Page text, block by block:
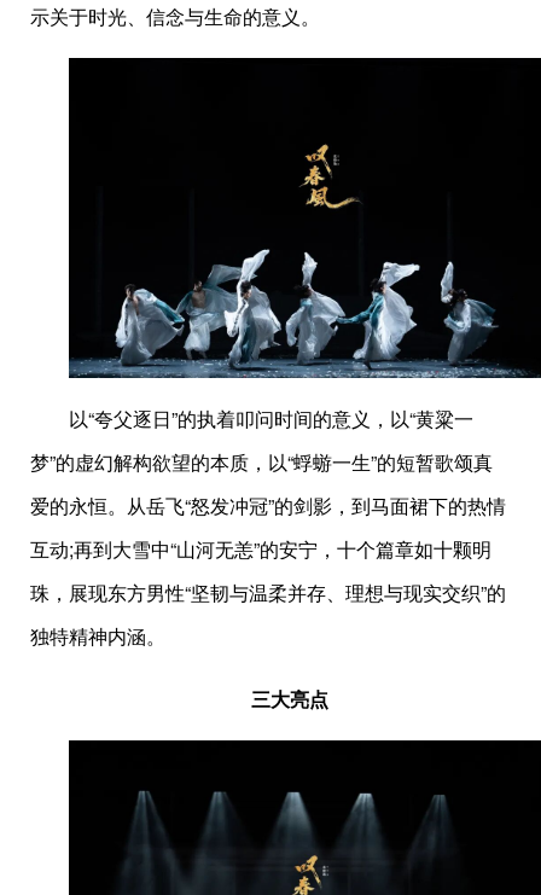
示关于时光、信念与生命的意义。
以“夸父逐日”的执着叩问时间的意义，以“黄粱一
梦”的虚幻解构欲望的本质，以“蜉蝣一生”的短暂歌颂真
爱的永恒。从岳飞“怒发冲冠”的剑影，到马面裙下的热情
互动;再到大雪中“山河无恙”的安宁，十个篇章如十颗明
珠，展现东方男性“坚韧与温柔并存、理想与现实交织”的
独特精神内涵。
三大亮点